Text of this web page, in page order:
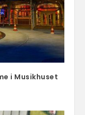
i Musikhuset